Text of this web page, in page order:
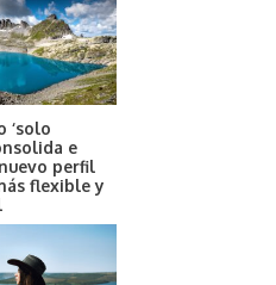
‘solo
e
perfil
flexible y